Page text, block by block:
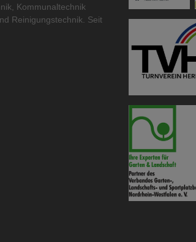
, Kommunaltechnik
Reinigungstechnik. Seit